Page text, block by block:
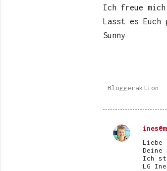
Ich freue mich
Lasst es Euch
Sunny
Bloggeraktion
K
Liebe
Deine
Ich
LG